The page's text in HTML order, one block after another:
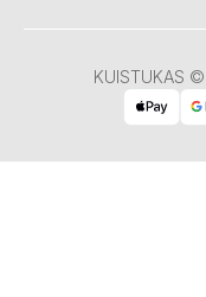
KUISTUKAS